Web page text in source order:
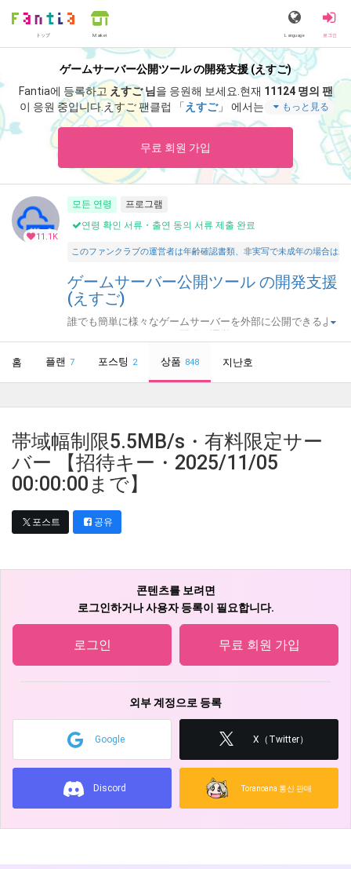
トップ Market Language 로그인
ゲームサーバー公開ツール の開発支援 (えすご)
Fantia에 등록하고 えすご 님을 응원해 보세요. 현재 11124 명의 팬
이 응원 중입니다.えすご 팬클럽 「 えすご」 에서는 「サポート感
謝！アドレス固定化「なし」・月額プランの招待キーです。 」
もっと見る
무료 회원 가입
11.1K
모든 연령
프로그램
연령 확인 서류・출연 동의 서류 제출 완료
このファンクラブの運営者は年齢確認書類、非実写で未成年の場合は
ゲームサーバー公開ツール の開発支援
(えすご)
誰でも簡単に様々なゲームサーバーを外部に公開できるよ
홈 플랜 7 포스팅 2 상품 848 지난호
帯域幅制限5.5MB/s・有料限定サー
バー 【招待キー・2025/11/05
00:00:00まで】
포스트 공유
콘텐츠를 보려면
로그인하거나 사용자 등록이 필요합니다.
로그인 무료 회원 가입
외부 계정으로 등록
Google X（Twitter）
Discord Toranoana 통신 판매